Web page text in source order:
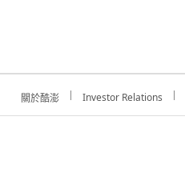
關於酷澎 Investor Relations